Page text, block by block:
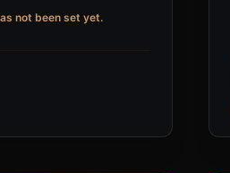
not been set yet.